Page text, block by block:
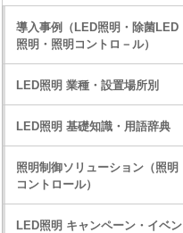
導入事例（LED照明・除菌LED
照明・照明コントロ－ル）
LED照明 業種・設置場所別
LED照明 基礎知識・用語辞典
照明制御ソリューション（照明
コントロール）
LED照明 キャンペーン・イベン